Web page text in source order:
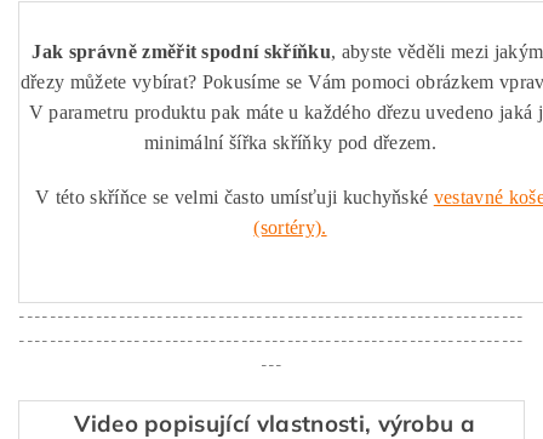
Jak správně změřit spodní skříňku, abyste věděli mezi
dřezy můžete vybírat? Pokusíme se Vám pomoci obrázkem
V parametru produktu pak máte u každého dřezu uvedeno jaká
minimální šířka skříňky pod dřezem.
V této skříňce se velmi často umísťuji kuchyňské vestavné
(sortéry).
------------------------------------------------------------------
------------------------------------------------------------------
---
Video popisující vlastnosti, výrobu a